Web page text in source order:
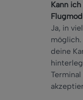
Kann
Ja, in
möglich.
deine